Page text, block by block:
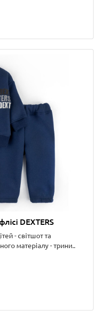
DEXTERS
- світшот та
матеріалу - трини..